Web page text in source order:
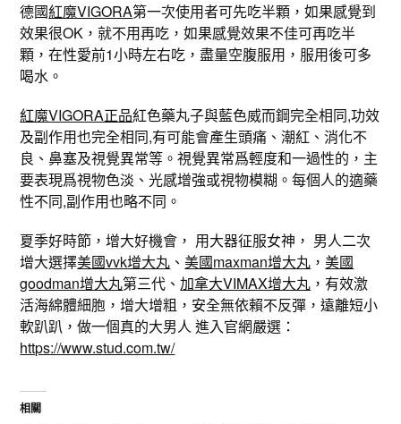
德國紅魔VIGORA第一次使用者可先吃半顆，如果感覺到
效果很OK，就不用再吃，如果感覺效果不佳可再吃半
顆，在性愛前1小時左右吃，盡量空腹服用，服用後可多
喝水。
紅魔VIGORA正品紅色藥丸子與藍色威而鋼完全相同,功效
及副作用也完全相同,有可能會產生頭痛、潮紅、消化不
良、鼻塞及視覺異常等。視覺異常爲輕度和一過性的，主
要表現爲視物色淡、光感增強或視物模糊。每個人的適藥
性不同,副作用也略不同。
夏季好時節，增大好機會， 用大器征服女神， 男人二次
增大選擇美國vvk增大丸 、美國maxman增大丸 ，美國
goodman增大丸第三代、加拿大VIMAX增大丸 ，有效激
活海綿體細胞，增大增粗，安全無依賴不反彈，遠離短小
軟趴趴，做一個真的大男人 進入官網嚴選：
https://www.stud.com.tw/
相關